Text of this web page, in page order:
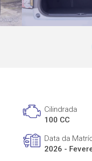
Cilindrada
100 CC
Data da
2026 -